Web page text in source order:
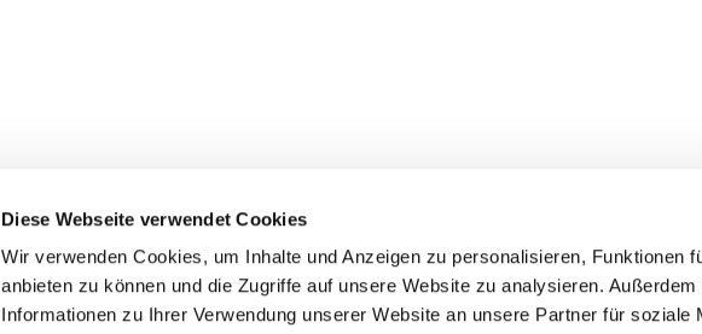
Diese Webseite verwendet Cookies
Wir verwenden Cookies, um Inhalte und Anzeigen zu personalisieren, Funktionen
anbieten zu können und die Zugriffe auf unsere Website zu analysieren. Außerdem
Informationen zu Ihrer Verwendung unserer Website an unsere Partner für soziale